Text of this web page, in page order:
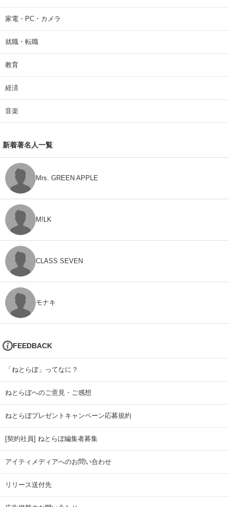
家電・PC・カメラ
就職・転職
教育
経済
音楽
新着著名人一覧
Mrs. GREEN APPLE
M!LK
CLASS SEVEN
モナキ
FEEDBACK
「ねとらぼ」ってなに？
ねとらぼへのご意見・ご感想
ねとらぼプレゼントキャンペーン応募規約
[契約社員] ねとらぼ編集者募集
アイティメディアへのお問い合わせ
リリース送付先